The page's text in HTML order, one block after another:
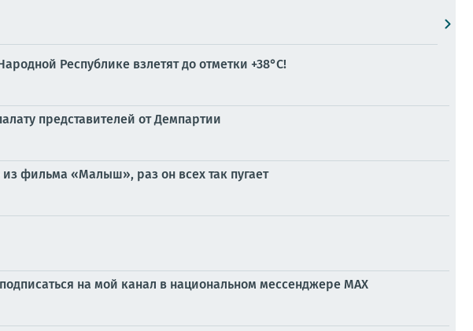
Республике взлетят до отметки +38°C!
представителей от Демпартии
фильма «Малыш», раз он всех так пугает
на мой канал в национальном мессенджере МАХ